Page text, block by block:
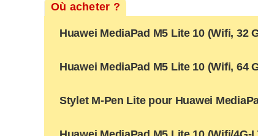
Où acheter ?
Huawei MediaPad M5 Lite 10 (Wifi, 32
Huawei MediaPad M5 Lite 10 (Wifi, 64
Stylet M-Pen Lite pour Huawei